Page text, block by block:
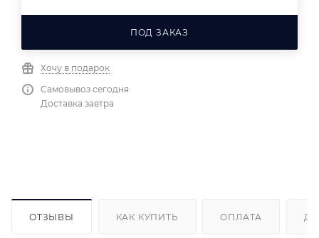
ПОД ЗАКАЗ
Хочу в подарок
Самовывоз сегодня
Доставка завтра
ОТЗЫВЫ КАК КУПИТЬ ОПЛАТА